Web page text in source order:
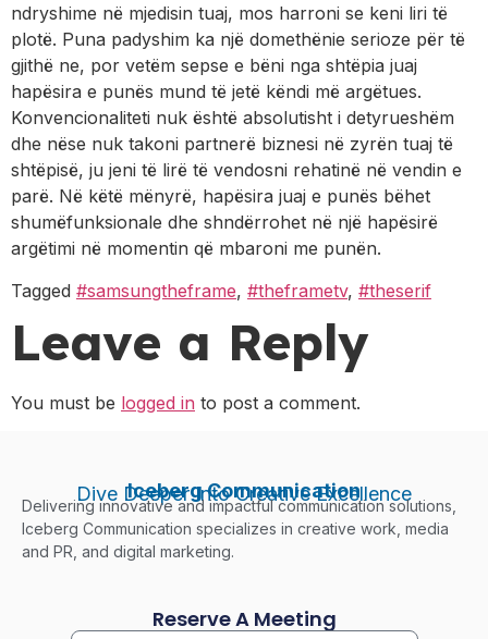
ndryshime në mjedisin tuaj, mos harroni se keni liri të
plotë. Puna padyshim ka një domethënie serioze për të
gjithë ne, por vetëm sepse e bëni nga shtëpia juaj
hapësira e punës mund të jetë këndi më argëtues.
Konvencionaliteti nuk është absolutisht i detyrueshëm
dhe nëse nuk takoni partnerë biznesi në zyrën tuaj të
shtëpisë, ju jeni të lirë të vendosni rehatinë në vendin e
parë. Në këtë mënyrë, hapësira juaj e punës bëhet
shumëfunksionale dhe shndërrohet në një hapësirë ​​
argëtimi në momentin që mbaroni me punën.
Tagged #samsungtheframe, #theframetv, #theserif
Leave a Reply
You must be logged in to post a comment.
Iceberg Communication
Dive Deeper Into Creative Excellence
Delivering innovative and impactful communication solutions,
Iceberg Communication specializes in creative work, media
and PR, and digital marketing.
Reserve A Meeting